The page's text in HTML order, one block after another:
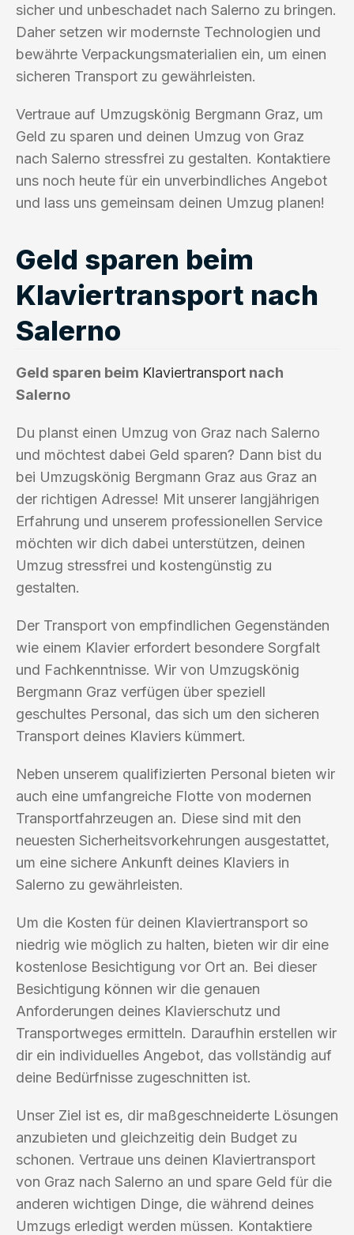
sicher und unbeschadet nach Salerno zu bringen.
Daher setzen wir modernste Technologien und
bewährte Verpackungsmaterialien ein, um einen
sicheren Transport zu gewährleisten.
Vertraue auf Umzugskönig Bergmann Graz, um
Geld zu sparen und deinen Umzug von Graz
nach Salerno stressfrei zu gestalten. Kontaktiere
uns noch heute für ein unverbindliches Angebot
und lass uns gemeinsam deinen Umzug planen!
Geld sparen beim
Klaviertransport nach
Salerno
Geld sparen beim Klaviertransport nach
Salerno
Du planst einen Umzug von Graz nach Salerno
und möchtest dabei Geld sparen? Dann bist du
bei Umzugskönig Bergmann Graz aus Graz an
der richtigen Adresse! Mit unserer langjährigen
Erfahrung und unserem professionellen Service
möchten wir dich dabei unterstützen, deinen
Umzug stressfrei und kostengünstig zu
gestalten.
Der Transport von empfindlichen Gegenständen
wie einem Klavier erfordert besondere Sorgfalt
und Fachkenntnisse. Wir von Umzugskönig
Bergmann Graz verfügen über speziell
geschultes Personal, das sich um den sicheren
Transport deines Klaviers kümmert.
Neben unserem qualifizierten Personal bieten wir
auch eine umfangreiche Flotte von modernen
Transportfahrzeugen an. Diese sind mit den
neuesten Sicherheitsvorkehrungen ausgestattet,
um eine sichere Ankunft deines Klaviers in
Salerno zu gewährleisten.
Um die Kosten für deinen Klaviertransport so
niedrig wie möglich zu halten, bieten wir dir eine
kostenlose Besichtigung vor Ort an. Bei dieser
Besichtigung können wir die genauen
Anforderungen deines Klavierschutz und
Transportweges ermitteln. Daraufhin erstellen wir
dir ein individuelles Angebot, das vollständig auf
deine Bedürfnisse zugeschnitten ist.
Unser Ziel ist es, dir maßgeschneiderte Lösungen
anzubieten und gleichzeitig dein Budget zu
schonen. Vertraue uns deinen Klaviertransport
von Graz nach Salerno an und spare Geld für die
anderen wichtigen Dinge, die während deines
Umzugs erledigt werden müssen. Kontaktiere